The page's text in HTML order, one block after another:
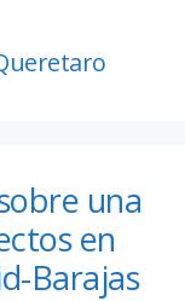
una
en
Barajas